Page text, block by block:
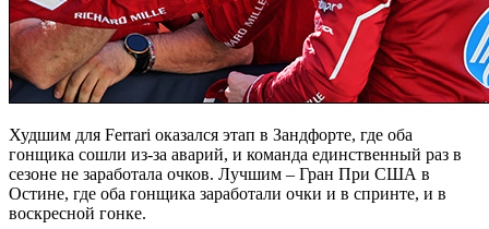
Худшим для Ferrari оказался этап в Зандфорте, где оба
гонщика сошли из-за аварий, и команда единственный раз в
сезоне не заработала очков. Лучшим – Гран При США в
Остине, где оба гонщика заработали очки и в спринте, и в
воскресной гонке.